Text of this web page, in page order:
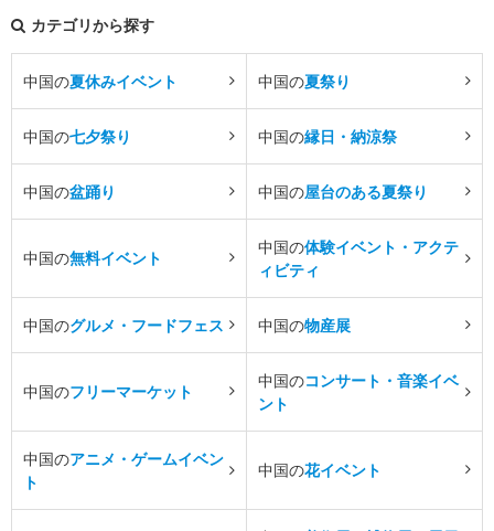
カテゴリから探す
中国の夏休みイベント 中国の夏祭り
中国の七夕祭り 中国の縁日・納涼祭
中国の盆踊り 中国の屋台のある夏祭り
中国の無料イベント
中国の体験イベント・アクテ
ィビティ
中国のグルメ・フードフェス 中国の物産展
中国のフリーマーケット
中国のコンサート・音楽イベ
ント
中国のアニメ・ゲームイベン
ト
中国の花イベント